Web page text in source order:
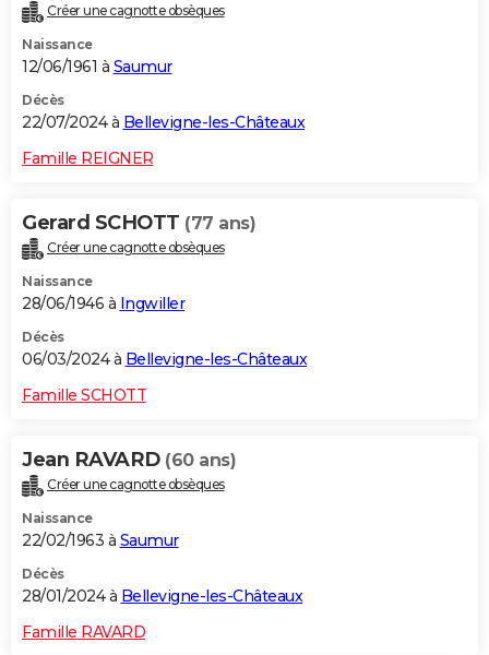
Créer une cagnotte obsèques
Naissance
12/06/1961 à Saumur
Décès
22/07/2024 à Bellevigne-les-Châteaux
Famille REIGNER
Gerard SCHOTT (77 ans)
Créer une cagnotte obsèques
Naissance
28/06/1946 à Ingwiller
Décès
06/03/2024 à Bellevigne-les-Châteaux
Famille SCHOTT
Jean RAVARD (60 ans)
Créer une cagnotte obsèques
Naissance
22/02/1963 à Saumur
Décès
28/01/2024 à Bellevigne-les-Châteaux
Famille RAVARD